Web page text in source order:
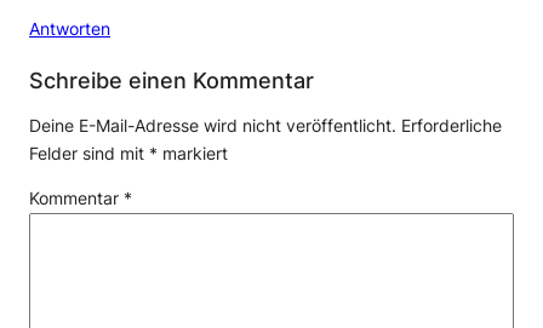
Antworten
Schreibe einen Kommentar
Deine E-Mail-Adresse wird nicht veröffentlicht. Erforderliche
Felder sind mit * markiert
Kommentar *